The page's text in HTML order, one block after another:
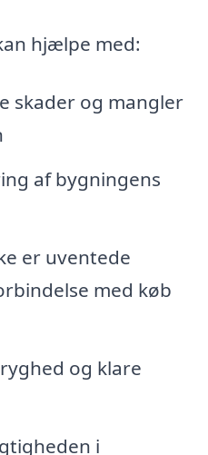
hjælpe med:
skader og mangler
af bygningens
er uventede
med køb
og klare
i